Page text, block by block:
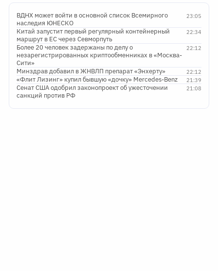
23:05
ВДНХ может войти в основной список Всемирного
наследия ЮНЕСКО
22:34
Китай запустит первый регулярный контейнерный
маршрут в ЕС через Севморпуть
22:12
Более 20 человек задержаны по делу о
незарегистрированных криптообменниках в «Москва-
Сити»
22:12
Минздрав добавил в ЖНВЛП препарат «Энхерту»
21:39
«Флит Лизинг» купил бывшую «дочку» Mercedes-Benz
21:08
Сенат США одобрил законопроект об ужесточении
санкций против РФ